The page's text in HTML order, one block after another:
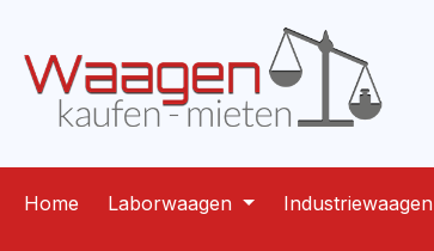
Zur Hauptnavigation springen
Home Laborwaagen Industriewaagen